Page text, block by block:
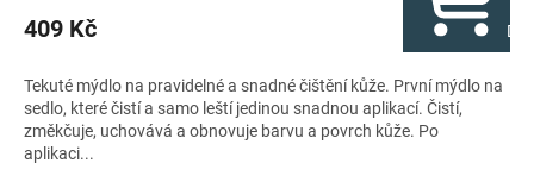
409 Kč Do
Tekuté mýdlo na pravidelné a snadné čištění kůže. První mýdlo na
sedlo, které čistí a samo leští jedinou snadnou aplikací. Čistí,
změkčuje, uchovává a obnovuje barvu a povrch kůže. Po
aplikaci...